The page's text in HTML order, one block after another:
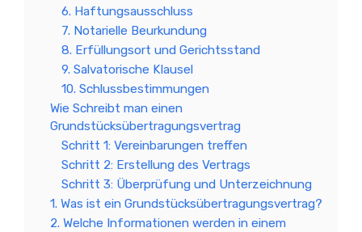
6. Haftungsausschluss
7. Notarielle Beurkundung
8. Erfüllungsort und Gerichtsstand
9. Salvatorische Klausel
10. Schlussbestimmungen
Wie Schreibt man einen
Grundstücksübertragungsvertrag
Schritt 1: Vereinbarungen treffen
Schritt 2: Erstellung des Vertrags
Schritt 3: Überprüfung und Unterzeichnung
1. Was ist ein Grundstücksübertragungsvertrag?
2. Welche Informationen werden in einem